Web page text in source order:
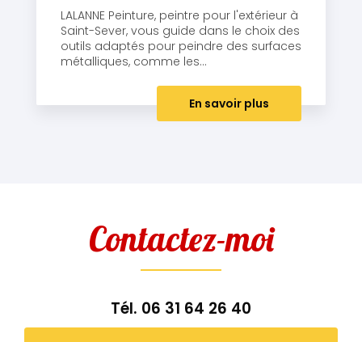
LALANNE Peinture, peintre pour l'extérieur à
Saint-Sever, vous guide dans le choix des
outils adaptés pour peindre des surfaces
métalliques, comme les...
En savoir plus
Contactez-moi
Tél. 06 31 64 26 40